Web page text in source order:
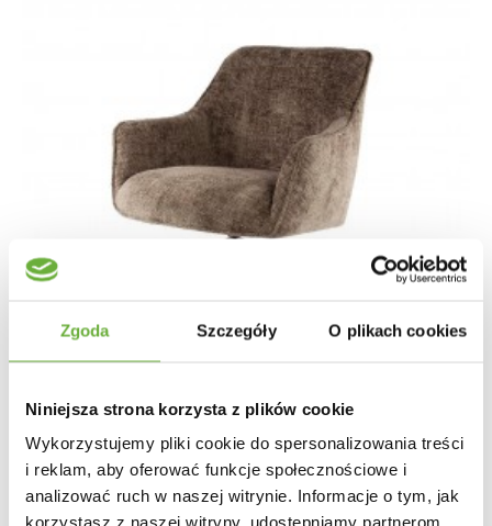
Zgoda Szczegóły O plikach cookies
Niniejsza strona korzysta z plików cookie
Wykorzystujemy pliki cookie do spersonalizowania treści
i reklam, aby oferować funkcje społecznościowe i
analizować ruch w naszej witrynie. Informacje o tym, jak
korzystasz z naszej witryny, udostępniamy partnerom